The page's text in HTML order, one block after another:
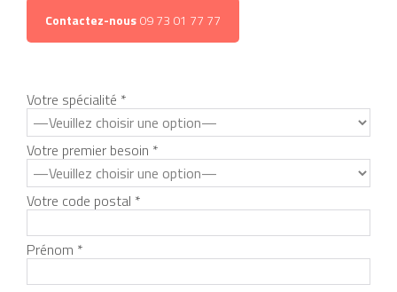
Contactez-nous09 73 01 77 77
Votre spécialité *
Votre premier besoin *
Votre code postal *
Prénom *